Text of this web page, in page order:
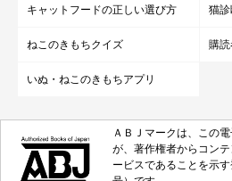
キャットフードの正しい選び方 猫
ねこのきもちクイズ 購
いぬ・ねこのきもちアプリ
ＡＢＪマークは、この
が、著作権者からコン
ービスであることを示